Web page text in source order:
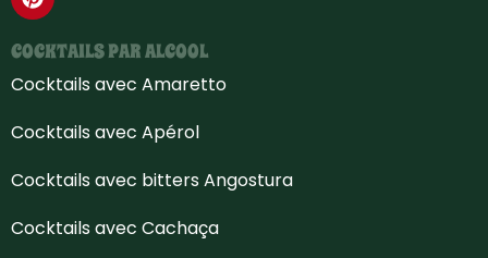
COCKTAILS PAR ALCOOL
Cocktails avec Amaretto
Cocktails avec Apérol
Cocktails avec bitters Angostura
Cocktails avec Cachaça